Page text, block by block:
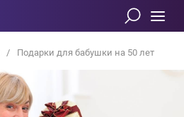
/ Подарки для бабушки на 50 лет